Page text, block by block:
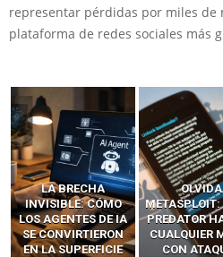
representar pérdidas por miles de
plataforma de redes sociales más
LA BRECHA
INVISIBLE: CÓMO
LOS AGENTES DE IA
SE CONVIRTIERON
EN LA SUPERFICIE
OLVIDA
METASPLOIT:
PREDATOR
CUALQUIER
CON